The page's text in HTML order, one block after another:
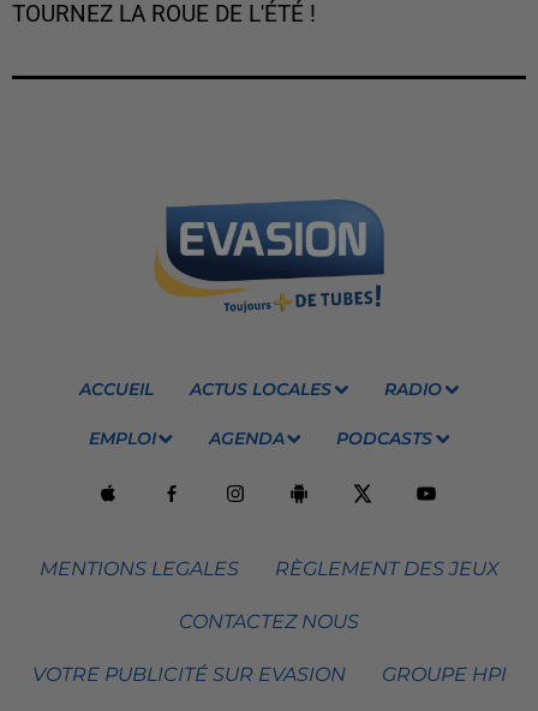
TOURNEZ LA ROUE DE L'ÉTÉ !
ACCUEIL ACTUS LOCALES RADIO
EMPLOI AGENDA PODCASTS
MENTIONS LEGALES RÈGLEMENT DES JEUX
CONTACTEZ NOUS
VOTRE PUBLICITÉ SUR EVASION GROUPE HPI